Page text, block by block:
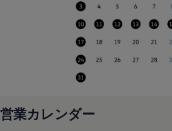
キャンペーン/ファイナンス
フォルクスワーゲンについて
企業情報
会社概要
会社概要EN
採用情報
正規ディーラー地域別
倫理・リスク管理・コ
2025
2024
営業カレンダー